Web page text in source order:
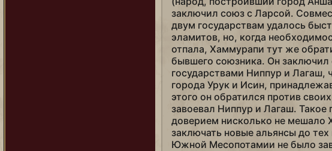
заключил союз с Ларсой.
двум государствам удалось
эламитов, но, когда
отпала, Хаммурапи тут же
бывшего союзника. Он
государствами Ниппур и Лагаш,
города Урук и Исин,
этого он обратился против
завоевал Ниппур и Лагаш. Такое
доверием нисколько не мешало
заключать новые альянсы до
Южной Месопотамии не было